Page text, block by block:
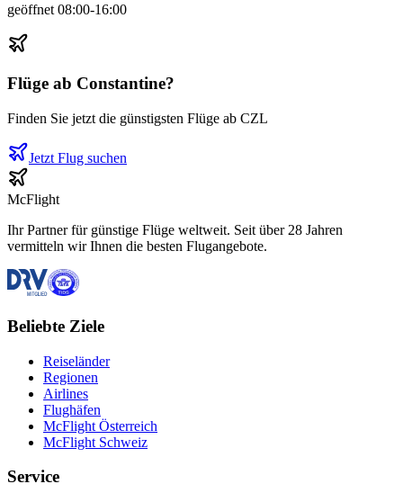
geöffnet 08:00-16:00
Flüge ab Constantine?
Finden Sie jetzt die günstigsten Flüge ab CZL
Jetzt Flug suchen
McFlight
Ihr Partner für günstige Flüge weltweit. Seit über 28 Jahren
vermitteln wir Ihnen die besten Flugangebote.
Beliebte Ziele
Reiseländer
Regionen
Airlines
Flughäfen
McFlight Österreich
McFlight Schweiz
Service